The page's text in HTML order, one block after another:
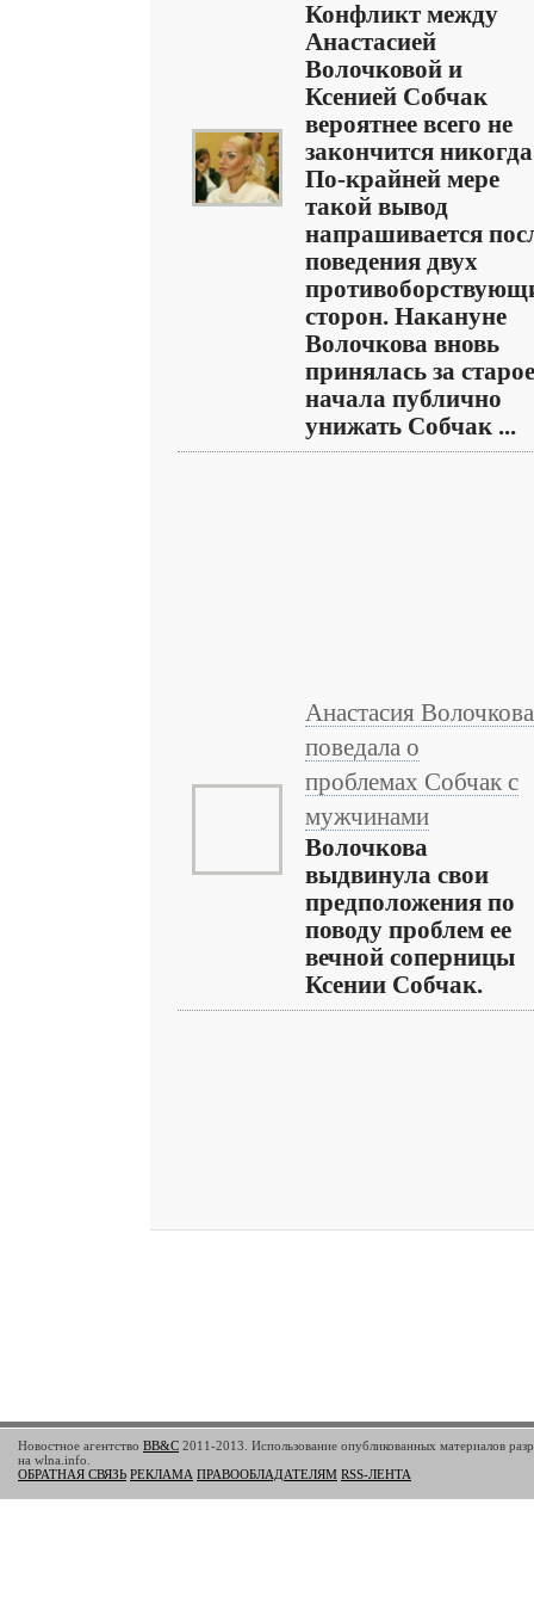
Конфликт между
Анастасией
Волочковой и
Ксенией Собчак
вероятнее всего не
закончится
По-крайней мере
такой вывод
напрашивается
поведения двух
сторон. Накануне
Волочкова вновь
принялась за
начала публично
унижать Собчак ...
Анастасия Волочкова
поведала о
проблемах Собчак с
мужчинами
Волочкова
выдвинула свои
предположения по
поводу проблем ее
вечной соперницы
Ксении Собчак.
Новостное агентство BB&C 2011-2013. Использование опубликованных материалов
на wlna.info.
ОБРАТНАЯ СВЯЗЬ РЕКЛАМА ПРАВООБЛАДАТЕЛЯМ RSS-ЛЕНТА